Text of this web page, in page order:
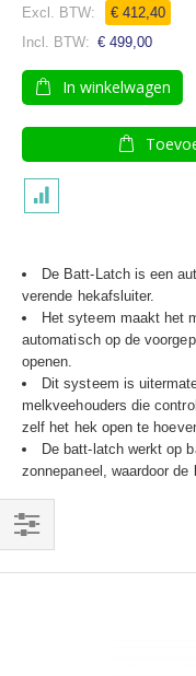
€ 412,40
€ 499,00
In winkelwagen
De Batt-Latch is een
verende hekafsluiter.
Het syteem maakt het
automatisch op de
openen.
Dit systeem is
melkveehouders die
zelf het hek open te
De batt-latch werkt op
zonnepaneel, waardoor
Filteren